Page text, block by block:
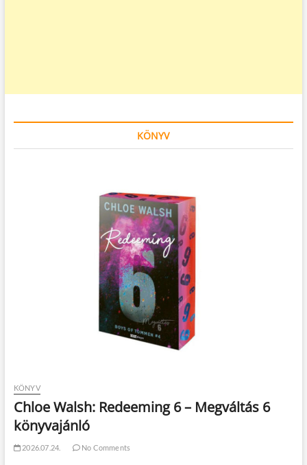
KÖNYV
KÖNYV
Chloe Walsh: Redeeming 6 – Megváltás 6
könyvajánló
2026.07.24. No Comments